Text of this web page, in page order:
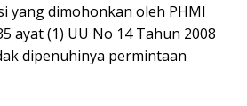
yang dimohonkan oleh PHMI
ayat (1) UU No 14 Tahun 2008
dipenuhinya permintaan